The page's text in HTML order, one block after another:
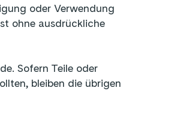
oder Verwendung
ohne ausdrückliche
Sofern Teile oder
bleiben die übrigen